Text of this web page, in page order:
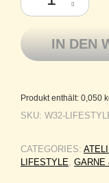
IN DEN
Produkt enthält: 0,050
SKU: W32-
CATEGORIES:
LIFESTYLE GARNE